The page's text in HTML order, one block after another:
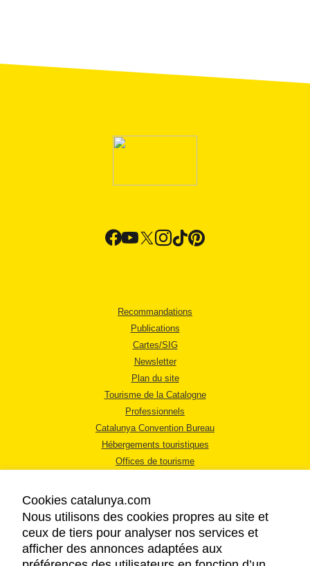
Recommandations
Publications
Cartes/SIG
Newsletter
Plan du site
Tourisme de la Catalogne
Professionnels
Catalunya Convention Bureau
Hébergements touristiques
Offices de tourisme
MENTIONS LÉGALES
Cookies catalunya.com
Nous utilisons des cookies propres au site et
ceux de tiers pour analyser nos services et
afficher des annonces adaptées aux